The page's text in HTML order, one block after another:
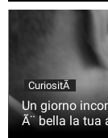
CuriositÃ
Un giorno
Ã¨ bella la tua